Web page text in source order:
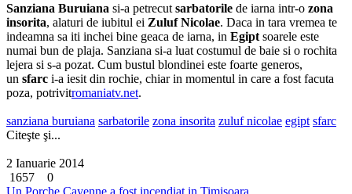
Sanziana Buruiana si-a petrecut sarbatorile de iarna intr-o zona
insorita, alaturi de iubitul ei Zuluf Nicolae. Daca in tara vremea te
indeamna sa iti inchei bine geaca de iarna, in Egipt soarele este
numai bun de plaja. Sanziana si-a luat costumul de baie si o rochita
lejera si s-a pozat. Cum bustul blondinei este foarte generos,
un sfarc i-a iesit din rochie, chiar in momentul in care a fost facuta
poza, potrivitromaniatv.net.
sanziana buruiana sarbatorile zona insorita zuluf nicolae egipt sfarc
Citeşte şi...
2 Ianuarie 2014
1657
0
Un Porche Cayenne a fost incendiat in Timisoara